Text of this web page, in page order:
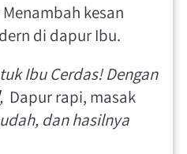
Menambah kesan
di dapur Ibu.
Solusi Pintar untuk Ibu Cerdas! Dengan
, Dapur rapi, masak
dan hasilnya